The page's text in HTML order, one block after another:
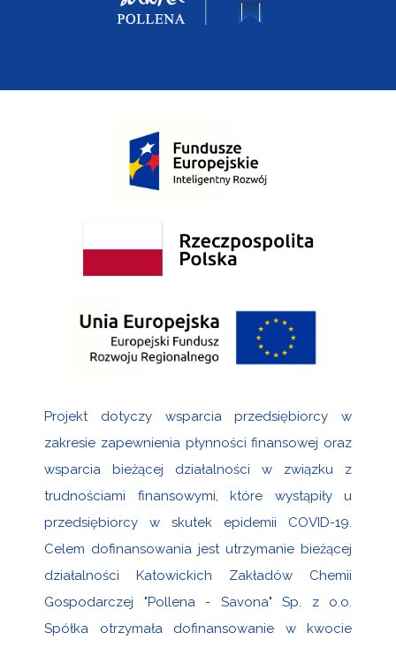
Projekt dotyczy wsparcia przedsiębiorcy w
zakresie zapewnienia płynności finansowej oraz
wsparcia bieżącej działalności w związku z
trudnościami finansowymi, które wystąpiły u
przedsiębiorcy w skutek epidemii COVID-19.
Celem dofinansowania jest utrzymanie bieżącej
działalności Katowickich Zakładów Chemii
Gospodarczej "Pollena - Savona" Sp. z o.o.
Spółka otrzymała dofinansowanie w kwocie